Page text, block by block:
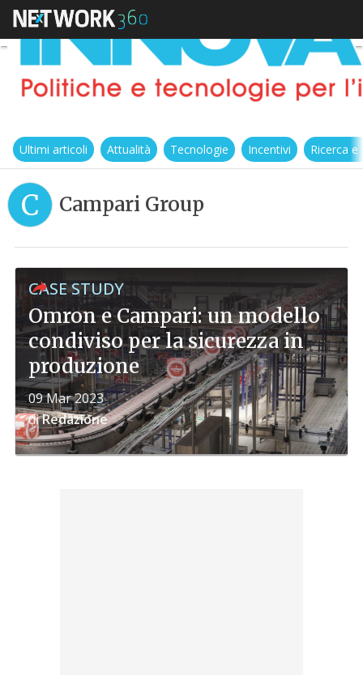
Ultimi articoli Attualità Tecnologie Incentivi Ricerca
C Campari Group
CASE STUDY
Omron e Campari: un modello
condiviso per la sicurezza in
produzione
09 Mar 2023
diRedazione